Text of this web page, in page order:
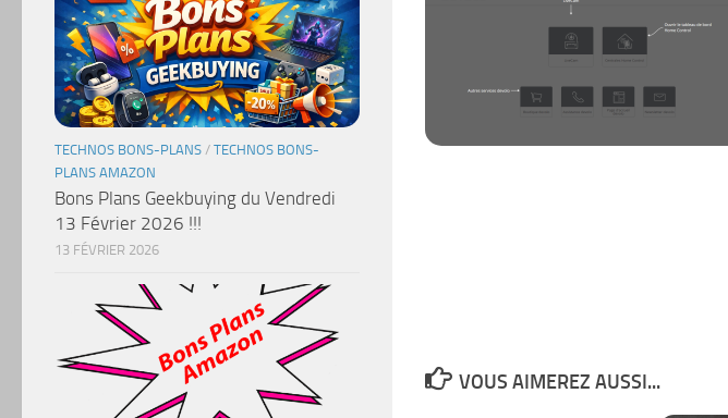
VOUS AIMEREZ AUSSI...
TECHNOS BONS-PLANS / TECHNOS BONS-
PLANS AMAZON
Bons Plans Geekbuying du Vendredi
13 Février 2026 !!!
13 FÉVRIER 2026